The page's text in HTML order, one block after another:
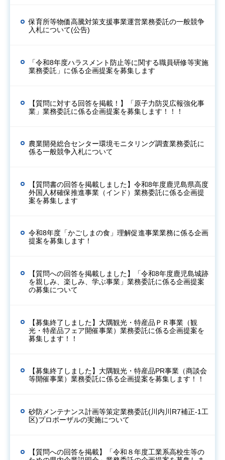
保育所等物価高騰対策支援事業運営業務委託の一般競争
入札について(公告)
「令和8年度ハラスメント防止等に関する職員研修等実施
業務委託」に係る企画提案を募集します
【質問に対する回答を掲載！】「原子力防災広報強化事
業」業務委託に係る企画提案を募集します！！！
農業開発総合センター環境モニタリング調査業務委託に
係る一般競争入札について
【質問書の回答を掲載しました】令和8年度鹿児島県高度
外国人材確保推進事業（インド）業務委託に係る企画提
案を募集します
令和8年度「かごしまの食」理解促進事業業務に係る企画
提案を募集します！
【質問への回答を掲載しました】「令和8年度鹿児島城跡
を親しみ、楽しみ、学ぶ事業」業務委託に係る企画提案
の募集について
【募集終了しました】大隅観光・特産品ＰＲ事業（観
光・特産品フェア開催事業）業務委託に係る企画提案を
募集します！！
【募集終了しました】大隅観光・特産品PR事業（商談会
等開催事業）業務委託に係る企画提案を募集します！！
砂防メンテナンス計画等策定業務委託(川内川R7補正-1工
区)プロポーザルの実施について
【質問への回答を掲載】「令和８年度工業系高校生等の